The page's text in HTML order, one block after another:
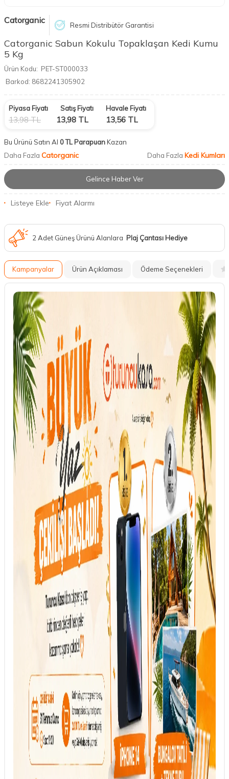
Catorganic Resmi Distribütör Garantisi
Catorganic Sabun Kokulu Topaklaşan Kedi Kumu
5 Kg
Ürün Kodu: PET-ST000033
Barkod: 8682241305902
Piyasa Fiyatı
13,98TL
Satış Fiyatı
13,98 TL
Havale Fiyatı
13,56 TL
Bu Ürünü Satın Al 0 TL ParapuanKazan
Daha Fazla Catorganic Daha Fazla Kedi Kumları
Gelince Haber Ver
Listeye Ekle Fiyat Alarmı
2 Adet Güneş Ürünü Alanlara Plaj Çantası Hediye
Kampanyalar Ürün Açıklaması Ödeme Seçenekleri